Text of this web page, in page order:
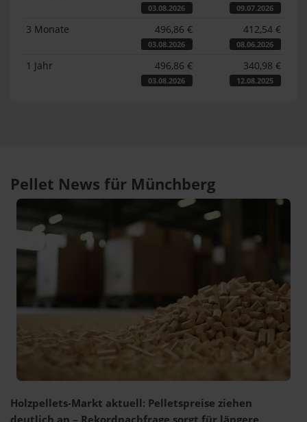
03.08.2026 09.07.2026
3 Monate 496,86 €
03.08.2026
412,54 €
08.06.2026
1 Jahr 496,86 €
03.08.2026
340,98 €
12.08.2025
Pellet News für Münchberg
Holzpellets-Markt aktuell: Pelletspreise ziehen